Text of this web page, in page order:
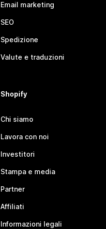
Email marketing
SEO
Spedizione
Valute e traduzioni
Shopify
Chi siamo
Lavora con noi
Investitori
Stampa e media
Partner
Affiliati
Informazioni legali